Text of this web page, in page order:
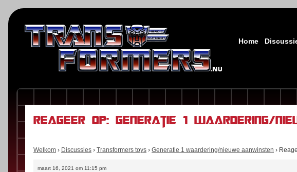
Home
Reageer op: Generatie 1 waardering/
Welkom › Discussies › Transformers toys › Generatie 1 waardering/nieuwe aanwinsten ›
maart 16, 2021 om 11:15 pm